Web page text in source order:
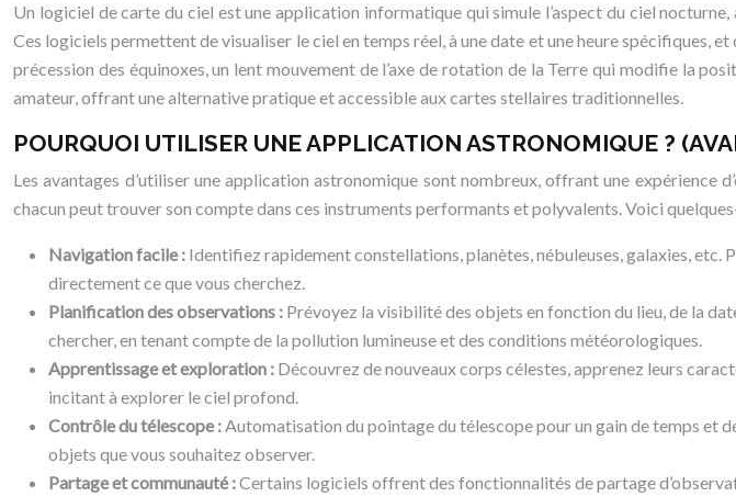
Un logiciel de carte du ciel est une application informatique qui simule l’aspect du ciel
Ces logiciels permettent de visualiser le ciel en temps réel, à une date et une heure spécifiques,
précession des équinoxes, un lent mouvement de l’axe de rotation de la Terre qui modifie la
amateur, offrant une alternative pratique et accessible aux cartes stellaires traditionnelles.
POURQUOI UTILISER UNE APPLICATION ASTRONOMIQUE ?
Les avantages d’utiliser une application astronomique sont nombreux, offrant une
chacun peut trouver son compte dans ces instruments performants et polyvalents. Voici
Navigation facile : Identifiez rapidement constellations, planètes, nébuleuses, galaxies, etc.
directement ce que vous cherchez.
Planification des observations : Prévoyez la visibilité des objets en fonction du lieu, de la
chercher, en tenant compte de la pollution lumineuse et des conditions météorologiques.
Apprentissage et exploration : Découvrez de nouveaux corps célestes, apprenez leurs
incitant à explorer le ciel profond.
Contrôle du télescope :Automatisation du pointage du télescope pour un gain de temps et
objets que vous souhaitez observer.
Partage et communauté :Certains logiciels offrent des fonctionnalités de partage